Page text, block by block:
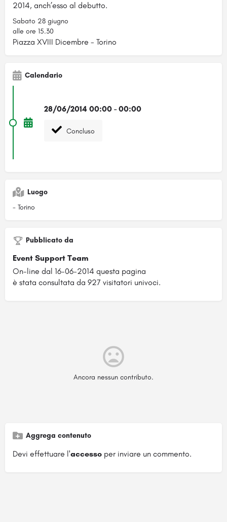
2014, anch’esso al debutto.
Sabato 28 giugno
alle ore 15.30
Piazza XVIII Dicembre - Torino
Calendario
28/06/2014 00:00 - 00:00
Concluso
Luogo
- Torino
Pubblicato da
Event Support Team
On-line dal 16-06-2014 questa pagina
è stata consultata da 927 visitatori univoci.
Ancora nessun contributo.
Aggrega contenuto
Devi effettuare l'accesso per inviare un commento.